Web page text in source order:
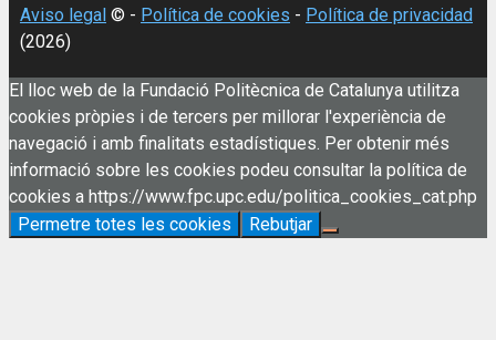
Aviso legal © - Política de cookies - Política de privacidad
(2026)
El lloc web de la Fundació Politècnica de Catalunya utilitza
cookies pròpies i de tercers per millorar l'experiència de
navegació i amb finalitats estadístiques. Per obtenir més
informació sobre les cookies podeu consultar la política de
cookies a https://www.fpc.upc.edu/politica_cookies_cat.php
Permetre totes les cookies
Rebutjar